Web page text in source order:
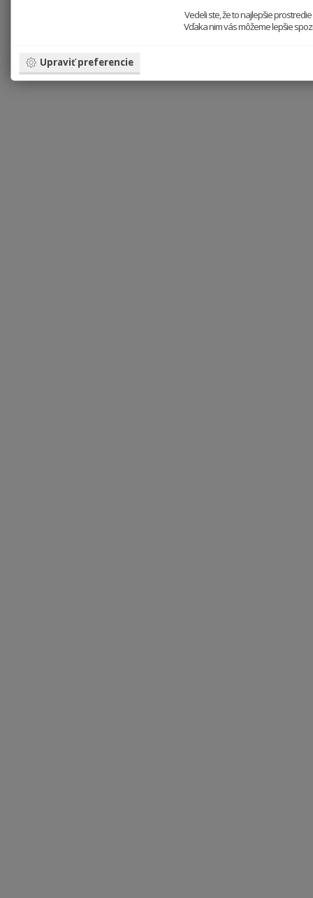
Vedeli ste, že to najlepšie
Vďaka nim vás môžeme lepšie
Upraviť preferencie